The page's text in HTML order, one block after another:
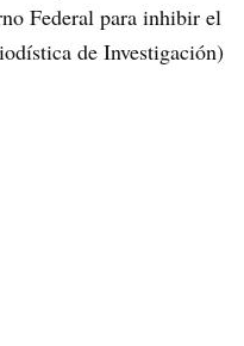
Federal para inhibir el
de Investigación)